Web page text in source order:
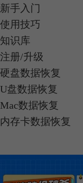
新手入门
使用技巧
知识库
注册/升级
硬盘数据恢复
U盘数据恢复
Mac数据恢复
内存卡数据恢复